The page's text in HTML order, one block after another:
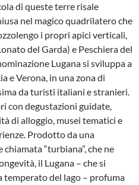
di queste terre risale
nel magico quadrilatero che
i propri apici verticali,
del Garda) e Peschiera del
Lugana si sviluppa a
e Verona, in una zona di
da turisti italiani e stranieri.
con degustazioni guidate,
di alloggio, musei tematici e
Prodotto da una
“turbiana”, che ne
il Lugana – che si
temperato del lago – profuma